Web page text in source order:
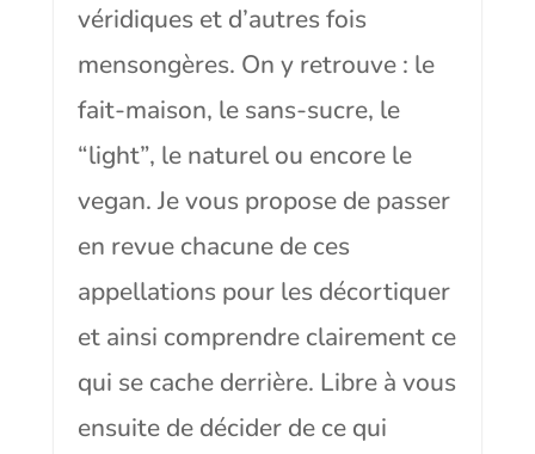
véridiques et d’autres fois
mensongères. On y retrouve : le
fait-maison, le sans-sucre, le
“light”, le naturel ou encore le
vegan. Je vous propose de passer
en revue chacune de ces
appellations pour les décortiquer
et ainsi comprendre clairement ce
qui se cache derrière. Libre à vous
ensuite de décider de ce qui